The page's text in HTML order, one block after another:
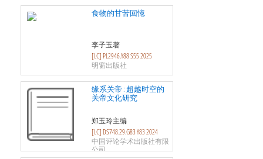
食物的甘苦回憶
李子玉著
[LC] PL2946.Y88 S55 2025
明窗出版社
缘系关帝 : 超越时空的
关帝文化研究
郑玉玲主编
[LC] DS748.29.G83 Y83 2024
中国评论学术出版社有限
公司